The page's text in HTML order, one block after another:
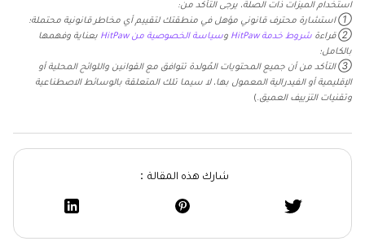
استخدام الميزات ذات الصلة، يرجى التأكد من:
① استشارة محترف قانوني مؤهل في منطقتك لتقييم أي مخاطر قانونية محتملة؛
② قراءة شروط خدمة HitPaw وسياسة الخصوصية من HitPaw
بعناية وفهمها
بالكامل؛
③ التأكد من أن جميع المحتويات المُولدة تتوافق مع القوانين واللوائح المحلية أو
الإقليمية أو الفيدرالية المعمول بها، لا سيما تلك المتعلقة بالوسائط الاصطناعية
وتقنيات التزييف العميق.)
شارك هذه المقالة：